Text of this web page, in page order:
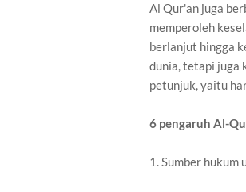
Al Qur'an juga
memperoleh
berlanjut hingga
dunia, tetapi juga
petunjuk, yaitu
6 pengaruh Al-
1. Sumber hukum